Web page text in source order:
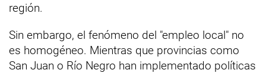
región.
Sin embargo, el fenómeno del "empleo local" no
es homogéneo. Mientras que provincias como
San Juan o Río Negro han implementado políticas